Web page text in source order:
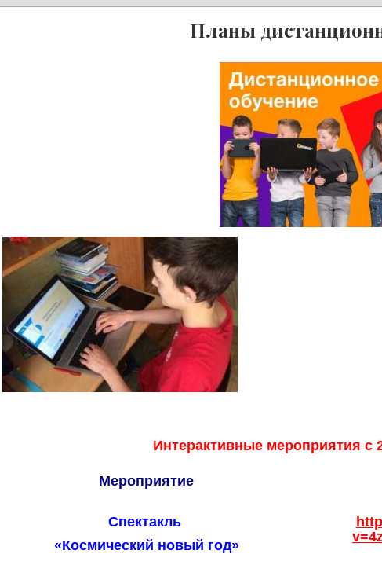
Планы
Интерактивные мероприятия с
Мероприятие
Спектакль
«Космический новый год»